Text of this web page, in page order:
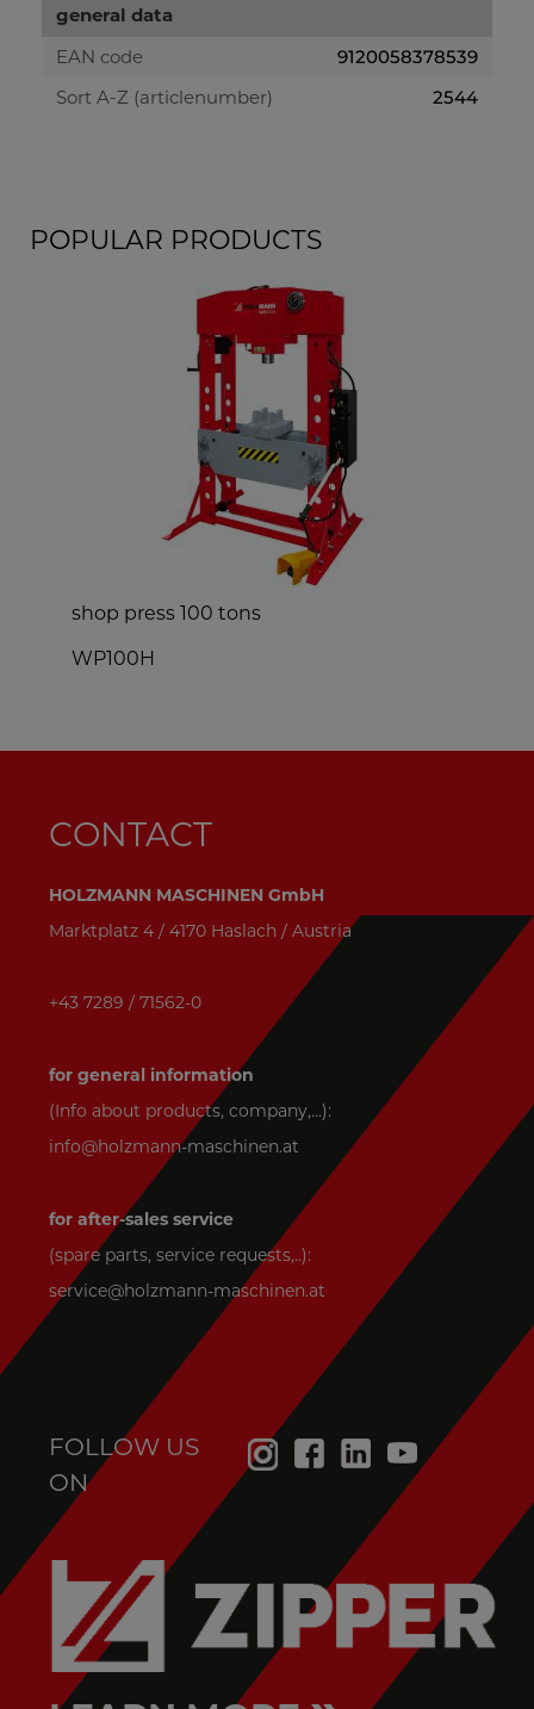
general data
EAN code
9120058378539
Sort A-Z (articlenumber)
2544
POPULAR PRODUCTS
shop press 100 tons
WP100H
CONTACT
HOLZMANN MASCHINEN GmbH
Marktplatz 4 / 4170 Haslach / Austria
+43 7289 / 71562-0
for general information
(Info about products, company,...):
info@holzmann-maschinen.at
for after-sales service
(spare parts, service requests,..):
service@holzmann-maschinen.at
FOLLOW US
ON